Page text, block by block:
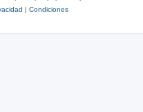
| Condiciones